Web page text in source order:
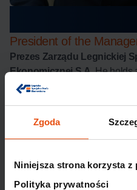
Zgoda
Niniejsza strona korzysta z
Polityka prywatności
President of the
Prezes Zarządu Legnickiej
Ekonomicznej S.A.He holds
sciences with a
corporations, including those
European Union.